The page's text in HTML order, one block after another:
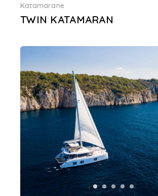
Katamarane
TWIN KATAMARAN